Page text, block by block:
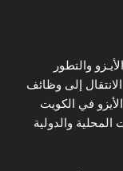
والتطور
إلى وظائف
في الكويت
والدولية